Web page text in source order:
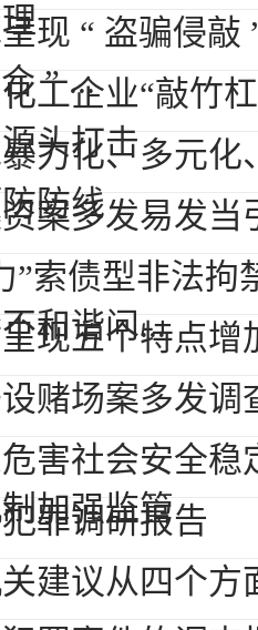
现 “ 盗骗侵敲
” ...
工企业“敲竹
头打击
力化、多元化
防线
案多发易发当
”索债型非法拘
和谐问...
现五个特点增
赌场案多发调
害社会安全稳
加强监管
罪调研报告
建议从四个方